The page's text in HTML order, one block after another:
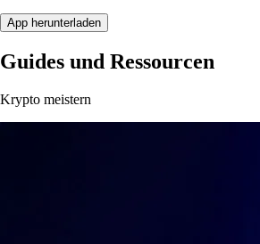
App herunterladen
Guides und Ressourcen
Krypto meistern